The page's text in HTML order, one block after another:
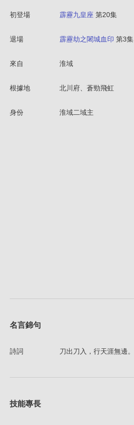
初登場 霹靂九皇座 第20集
退場 霹靂劫之闍城血印 第3集
來自 淮域
根據地 北川府、蒼勁飛虹
身份 淮域二域主
名言錦句
詩詞 刀出刀入，行天涯無邊。
技能專長